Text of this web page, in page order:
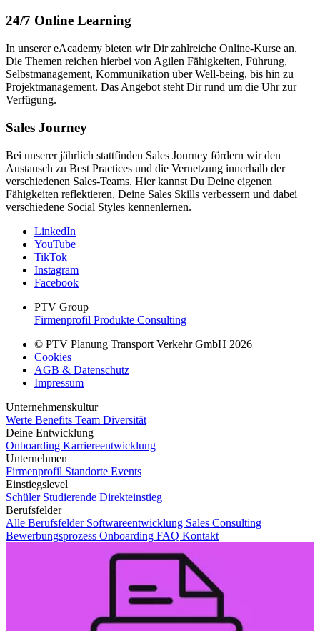
24/7 Online Learning
In unserer eAcademy bieten wir Dir zahlreiche Online-Kurse an.
Die Themen reichen hierbei von Agilen Fähigkeiten, Führung,
Selbstmanagement, Kommunikation über Well-being, bis hin zu
Projektmanagement. Das Angebot steht Dir rund um die Uhr zur
Verfügung.
Sales Journey
Bei unserer jährlich stattfinden Sales Journey fördern wir den
Austausch zu Best Practices und die Vernetzung innerhalb der
verschiedenen Sales-Teams. Hier kannst Du Deine eigenen
Fähigkeiten reflektieren, Deine Sales Skills verbessern und dabei
verschiedene Social Styles kennenlernen.
LinkedIn
YouTube
TikTok
Instagram
Facebook
PTV Group
Firmenprofil Produkte Consulting
© PTV Planung Transport Verkehr GmbH 2026
Cookies
AGB & Datenschutz
Impressum
Unternehmenskultur
Werte Benefits Team Diversität
Deine Entwicklung
Onboarding Karriereentwicklung
Unternehmen
Firmenprofil Standorte Events
Einstiegslevel
Schüler Studierende Direkteinstieg
Berufsfelder
Alle Berufsfelder Softwareentwicklung Sales Consulting
Bewerbungsprozess Onboarding FAQ Kontakt